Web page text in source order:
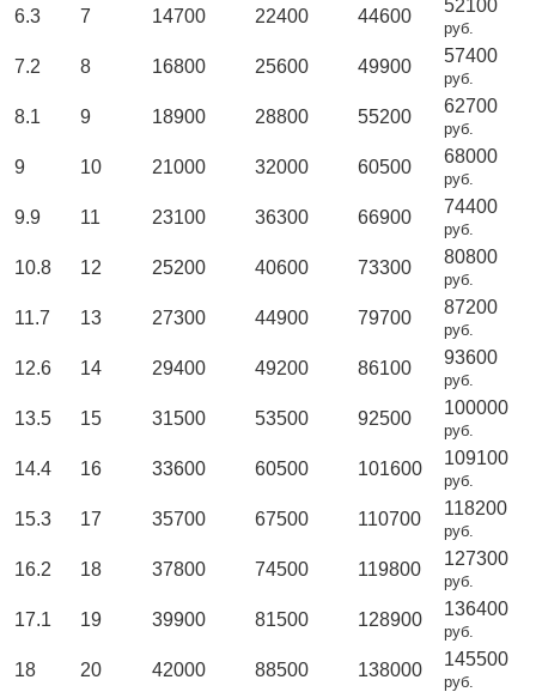
6.3 7 14700 22400 44600
52100
руб.
7.2 8 16800 25600 49900
57400
руб.
8.1 9 18900 28800 55200
62700
руб.
9 10 21000 32000 60500
68000
руб.
9.9 11 23100 36300 66900
74400
руб.
10.8 12 25200 40600 73300
80800
руб.
11.7 13 27300 44900 79700
87200
руб.
12.6 14 29400 49200 86100
93600
руб.
13.5 15 31500 53500 92500
100000
руб.
14.4 16 33600 60500 101600
109100
руб.
15.3 17 35700 67500 110700
118200
руб.
16.2 18 37800 74500 119800
127300
руб.
17.1 19 39900 81500 128900
136400
руб.
18 20 42000 88500 138000
145500
руб.